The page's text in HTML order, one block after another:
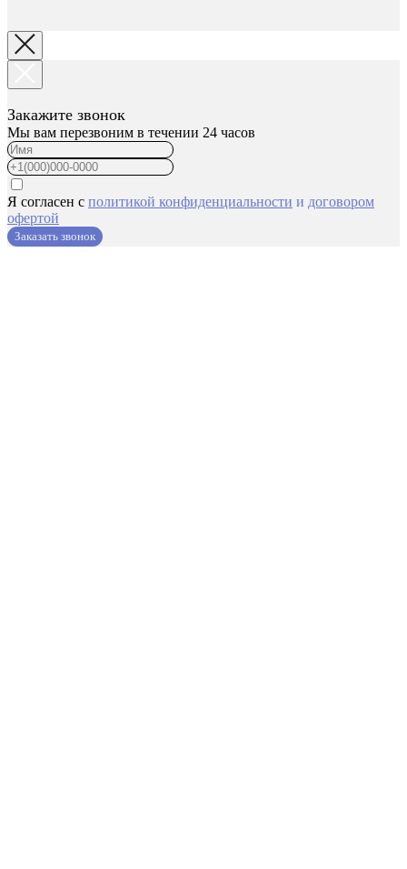
Закажите звонок
Мы вам перезвоним в течении 24 часов
Я согласен с политикой конфиденциальности и договором
офертой
Заказать звонок